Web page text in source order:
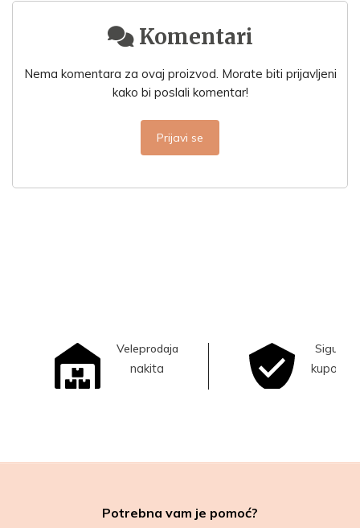
Komentari
Nema komentara za ovaj proizvod. Morate biti prijavljeni
kako bi poslali komentar!
Prijavi se
Veleprodaja
nakita
Sigurna
kupovina
Potrebna vam je pomoć?